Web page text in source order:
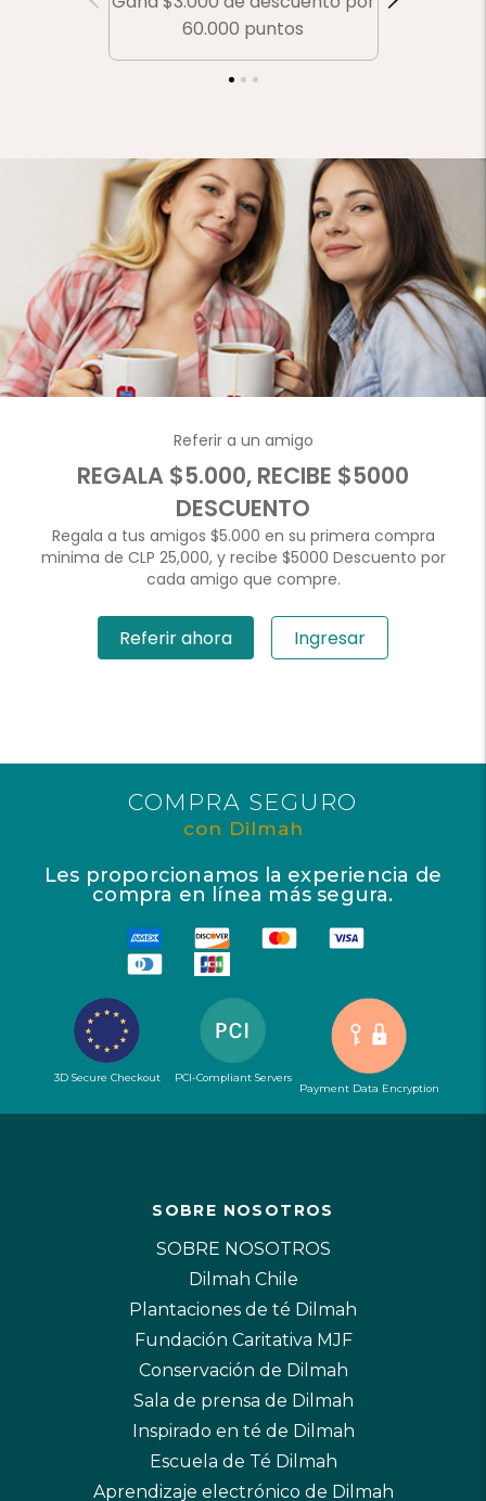
60.000 puntos
Referir a un amigo
REGALA $5.000, RECIBE $5000
DESCUENTO
Regala a tus amigos $5.000 en su primera compra
minima de CLP 25,000, y recibe $5000 Descuento por
cada amigo que compre.
Referir ahora Ingresar
COMPRA SEGURO
con Dilmah
Les proporcionamos la experiencia de
compra en línea más segura.
3D Secure Checkout
PCI-Compliant Servers
Payment Data Encryption
SOBRE NOSOTROS
SOBRE NOSOTROS
Dilmah Chile
Plantaciones de té Dilmah
Fundación Caritativa MJF
Conservación de Dilmah
Sala de prensa de Dilmah
Inspirado en té de Dilmah
Escuela de Té Dilmah
Aprendizaje electrónico de Dilmah